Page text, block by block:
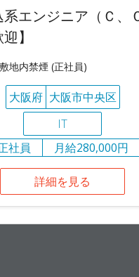
エンジニア（Ｃ、
】
地内禁煙 (正社員)
大阪府 大阪市中央区
IT
社員
月給280,000円
詳細を見る